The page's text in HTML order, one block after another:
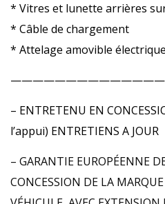
* Vitres et lunette arrières
* Câble de chargement
* Attelage amovible
– ENTRETENU EN
l’appui) ENTRETIENS A JOUR
– GARANTIE EUROPÉENNE
CONCESSION DE LA